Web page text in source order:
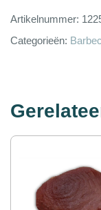
Artikelnummer:
Categorieën: